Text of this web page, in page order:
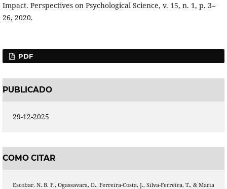
Impact. Perspectives on Psychological Science, v. 15, n. 1, p. 3–
26, 2020.
PDF
PUBLICADO
29-12-2025
COMO CITAR
Escobar, N. B. F., Ogassavara, D., Ferreira-Costa, J., Silva-Ferreira, T., & Maria